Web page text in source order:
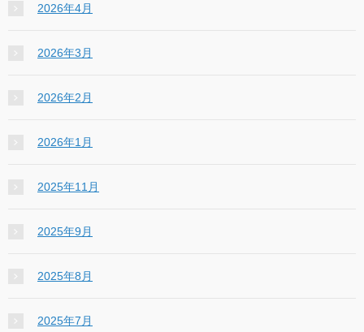
2026年4月
2026年3月
2026年2月
2026年1月
2025年11月
2025年9月
2025年8月
2025年7月